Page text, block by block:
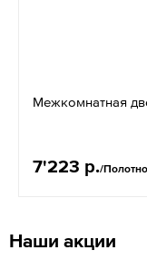
Межкомнатная
7'223 р./Полотно
Наши акции